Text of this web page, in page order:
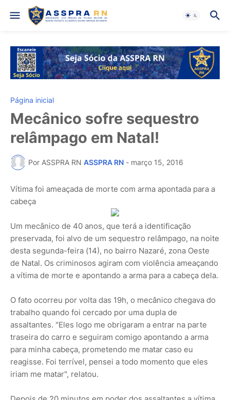
Página inicial
Mecânico sofre sequestro
relâmpago em Natal!
Por ASSPRA RN ASSPRA RN - março 15, 2016
Vítima foi ameaçada de morte com arma apontada para a
cabeça
Um mecânico de 40 anos, que terá a identificação
preservada, foi alvo de um sequestro relâmpago, na noite
desta segunda-feira (14), no bairro Nazaré, zona Oeste
de Natal. Os criminosos agiram com violência ameaçando
a vítima de morte e apontando a arma para a cabeça dela.
O fato ocorreu por volta das 19h, o mecânico chegava do
trabalho quando foi cercado por uma dupla de
assaltantes. "Eles logo me obrigaram a entrar na parte
traseira do carro e seguiram comigo apontando a arma
para minha cabeça, prometendo me matar caso eu
reagisse. Foi terrível, pensei a todo momento que eles
iriam me matar", relatou.